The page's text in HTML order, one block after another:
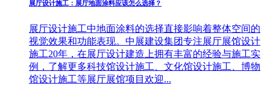
展厅设计施工：展厅地面涂料应该怎么选择？
展厅设计施工中地面涂料的选择直接影响着整体空间的
视觉效果和功能表现。中展建设集团专注展厅展馆设计
施工20年，在展厅设计建造上拥有丰富的经验与施工实
例，了解更多科技馆设计施工、文化馆设计施工、博物
馆设计施工等展厅展馆项目欢迎...